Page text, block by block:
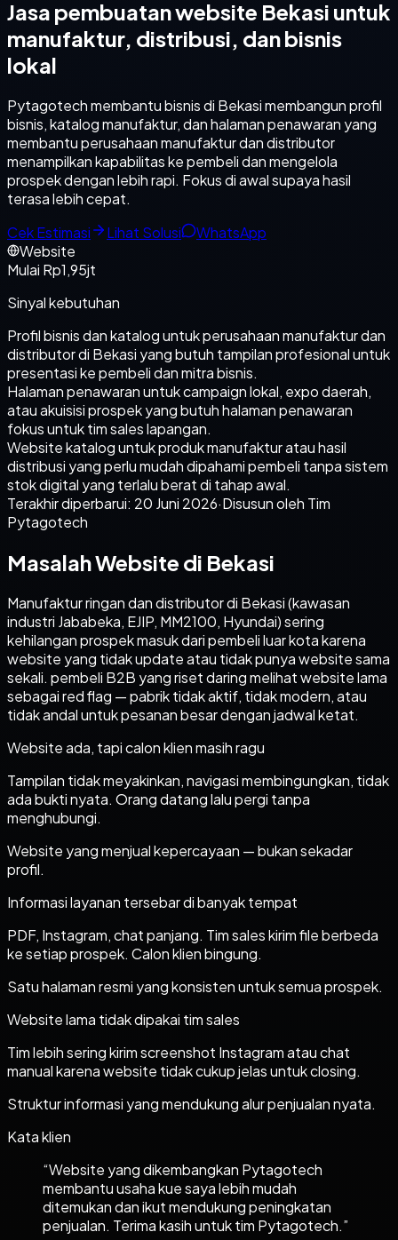
Jasa pembuatan website Bekasi untuk
manufaktur, distribusi, dan bisnis
lokal
Pytagotech membantu bisnis di Bekasi membangun profil
bisnis, katalog manufaktur, dan halaman penawaran yang
membantu perusahaan manufaktur dan distributor
menampilkan kapabilitas ke pembeli dan mengelola
prospek dengan lebih rapi. Fokus di awal supaya hasil
terasa lebih cepat.
Cek Estimasi
Lihat Solusi
WhatsApp
Website
Mulai Rp1,95jt
Sinyal kebutuhan
Profil bisnis dan katalog untuk perusahaan manufaktur dan
distributor di Bekasi yang butuh tampilan profesional untuk
presentasi ke pembeli dan mitra bisnis.
Halaman penawaran untuk campaign lokal, expo daerah,
atau akuisisi prospek yang butuh halaman penawaran
fokus untuk tim sales lapangan.
Website katalog untuk produk manufaktur atau hasil
distribusi yang perlu mudah dipahami pembeli tanpa sistem
stok digital yang terlalu berat di tahap awal.
Terakhir diperbarui: 20 Juni 2026·Disusun oleh Tim
Pytagotech
Masalah Website di Bekasi
Manufaktur ringan dan distributor di Bekasi (kawasan
industri Jababeka, EJIP, MM2100, Hyundai) sering
kehilangan prospek masuk dari pembeli luar kota karena
website yang tidak update atau tidak punya website sama
sekali. pembeli B2B yang riset daring melihat website lama
sebagai red flag — pabrik tidak aktif, tidak modern, atau
tidak andal untuk pesanan besar dengan jadwal ketat.
Website ada, tapi calon klien masih ragu
Tampilan tidak meyakinkan, navigasi membingungkan, tidak
ada bukti nyata. Orang datang lalu pergi tanpa
menghubungi.
Website yang menjual kepercayaan — bukan sekadar
profil.
Informasi layanan tersebar di banyak tempat
PDF, Instagram, chat panjang. Tim sales kirim file berbeda
ke setiap prospek. Calon klien bingung.
Satu halaman resmi yang konsisten untuk semua prospek.
Website lama tidak dipakai tim sales
Tim lebih sering kirim screenshot Instagram atau chat
manual karena website tidak cukup jelas untuk closing.
Struktur informasi yang mendukung alur penjualan nyata.
Kata klien
“Website yang dikembangkan Pytagotech
membantu usaha kue saya lebih mudah
ditemukan dan ikut mendukung peningkatan
penjualan. Terima kasih untuk tim Pytagotech.”